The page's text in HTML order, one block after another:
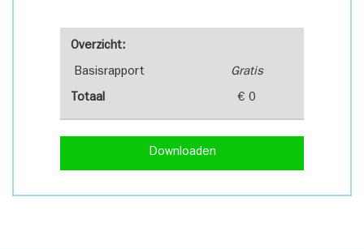
Overzicht:
Basisrapport Gratis
Totaal € 0
Downloaden